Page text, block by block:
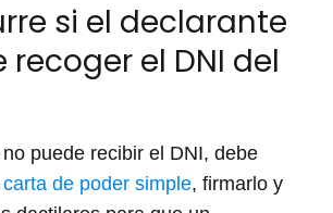
si el declarante
recoger el DNI del
puede recibir el DNI, debe
carta de poder simple, firmarlo y